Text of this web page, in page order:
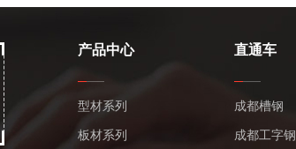
产品中心
型材系列
板材系列
直通车
成都槽钢
成都工字钢